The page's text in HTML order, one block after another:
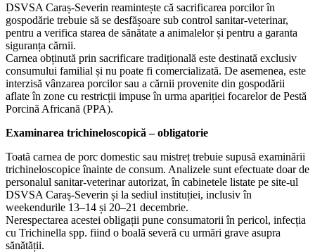
DSVSA Caraș-Severin reamintește că sacrificarea porcilor în
gospodărie trebuie să se desfășoare sub control sanitar-veterinar,
pentru a verifica starea de sănătate a animalelor și pentru a garanta
siguranța cărnii.
Carnea obținută prin sacrificare tradițională este destinată exclusiv
consumului familial și nu poate fi comercializată. De asemenea, este
interzisă vânzarea porcilor sau a cărnii provenite din gospodării
aflate în zone cu restricții impuse în urma apariției focarelor de Pestă
Porcină Africană (PPA).
Examinarea trichineloscopică – obligatorie
Toată carnea de porc domestic sau mistreț trebuie supusă examinării
trichineloscopice înainte de consum. Analizele sunt efectuate doar de
personalul sanitar-veterinar autorizat, în cabinetele listate pe site-ul
DSVSA Caraș-Severin și la sediul instituției, inclusiv în
weekendurile 13–14 și 20–21 decembrie.
Nerespectarea acestei obligații pune consumatorii în pericol, infecția
cu Trichinella spp. fiind o boală severă cu urmări grave asupra
sănătății.